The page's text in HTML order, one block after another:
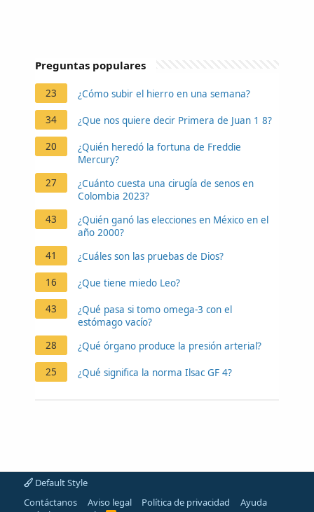
Preguntas populares
23 ¿Cómo subir el hierro en una semana?
34 ¿Que nos quiere decir Primera de Juan 1 8?
20
¿Quién heredó la fortuna de Freddie
Mercury?
27
¿Cuánto cuesta una cirugía de senos en
Colombia 2023?
43
¿Quién ganó las elecciones en México en el
año 2000?
41
¿Cuáles son las pruebas de Dios?
16 ¿Que tiene miedo Leo?
43
¿Qué pasa si tomo omega-3 con el
estómago vacío?
28
¿Qué órgano produce la presión arterial?
25 ¿Qué significa la norma Ilsac GF 4?
Default Style
Contáctanos
Aviso legal Política de privacidad
Ayuda